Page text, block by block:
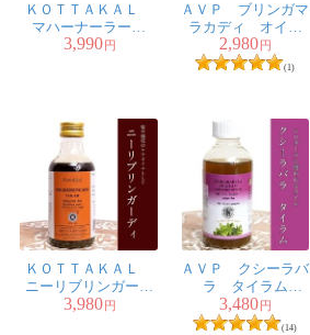
ＫＯＴＴＡＫＡＬ
マハーナーラーヤ
ナ タイラム
3,990 円
ＡＶＰ ブリンガマ
ラカディ オイル
[Bringamalakadi Oil
200ml]
2,980 円
(1)
ＫＯＴＴＡＫＡＬ
ニーリブリンガーデ
ィ タイラム
3,980 円
ＡＶＰ クシーラバ
ラ タイラム
[Ksheerabala Thailam
200ml]
3,480 円
(14)